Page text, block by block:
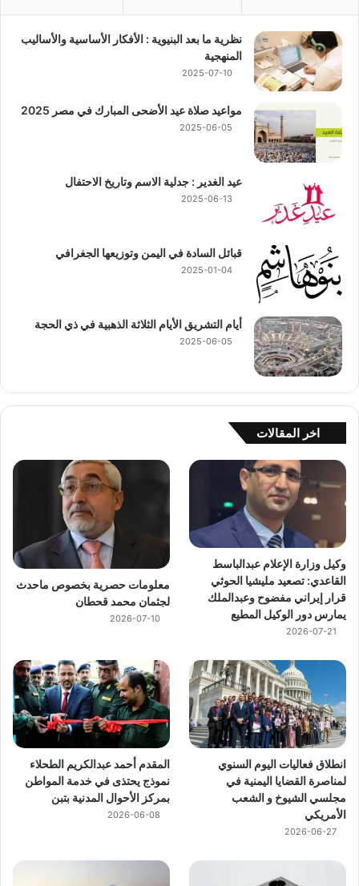
نظرية ما بعد البنيوية : الأفكار الأساسية والأساليب
المنهجية
2025-07-10
مواعيد صلاة عيد الأضحى المبارك في مصر 2025
2025-06-05
عيد الغدير : جدلية الاسم وتاريخ الاحتفال
2025-06-13
قبائل السادة في اليمن وتوزيعها الجغرافي
2025-01-04
أيام التشريق الأيام الثلاثة الذهبية في ذي الحجة
2025-06-05
اخر المقالات
وكيل وزارة الإعلام عبدالباسط
القاعدي: تصعيد مليشيا الحوثي
قرار إيراني مفضوح وعبدالملك
يمارس دور الوكيل المطيع
2026-07-21
معلومات حصرية بخصوص ماحدث
لجثمان محمد قحطان
2026-07-10
انطلاق فعاليات اليوم السنوي
لمناصرة القضايا اليمنية في
مجلسي الشيوخ و الشعب
الأمريكي
2026-06-27
المقدم أحمد عبدالكريم الطحلاء
نموذج يحتذى في خدمة المواطن
بمركز الأحوال المدنية بتبن
2026-06-08